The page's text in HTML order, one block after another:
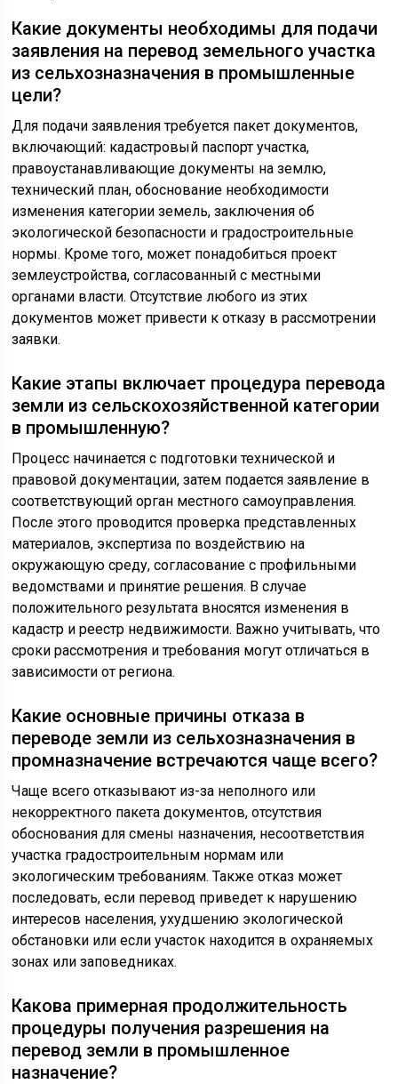
Какие документы необходимы для подачи
заявления на перевод земельного участка
из сельхозназначения в промышленные
цели?
Для подачи заявления требуется пакет документов,
включающий: кадастровый паспорт участка,
правоустанавливающие документы на землю,
технический план, обоснование необходимости
изменения категории земель, заключения об
экологической безопасности и градостроительные
нормы. Кроме того, может понадобиться проект
землеустройства, согласованный с местными
органами власти. Отсутствие любого из этих
документов может привести к отказу в рассмотрении
заявки.
Какие этапы включает процедура перевода
земли из сельскохозяйственной категории
в промышленную?
Процесс начинается с подготовки технической и
правовой документации, затем подается заявление в
соответствующий орган местного самоуправления.
После этого проводится проверка представленных
материалов, экспертиза по воздействию на
окружающую среду, согласование с профильными
ведомствами и принятие решения. В случае
положительного результата вносятся изменения в
кадастр и реестр недвижимости. Важно учитывать, что
сроки рассмотрения и требования могут отличаться в
зависимости от региона.
Какие основные причины отказа в
переводе земли из сельхозназначения в
промназначение встречаются чаще всего?
Чаще всего отказывают из-за неполного или
некорректного пакета документов, отсутствия
обоснования для смены назначения, несоответствия
участка градостроительным нормам или
экологическим требованиям. Также отказ может
последовать, если перевод приведет к нарушению
интересов населения, ухудшению экологической
обстановки или если участок находится в охраняемых
зонах или заповедниках.
Какова примерная продолжительность
процедуры получения разрешения на
перевод земли в промышленное
назначение?